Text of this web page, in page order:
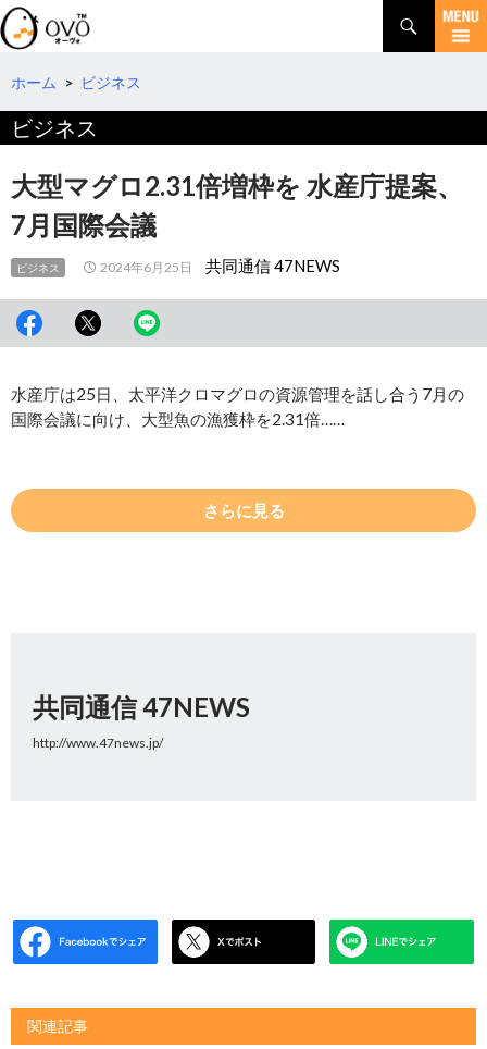
検
索
コ
テ
へ
動
ホーム > ビジネス
ビジネス
大型マグロ2.31倍増枠を 水産庁提案、
7月国際会議
ビジネス 2024年6月25日 共同通信 47NEWS
水産庁は25日、太平洋クロマグロの資源管理を話し合う7月の
国際会議に向け、大型魚の漁獲枠を2.31倍……
さらに見る
共同通信 47NEWS
http://www.47news.jp/
関連記事